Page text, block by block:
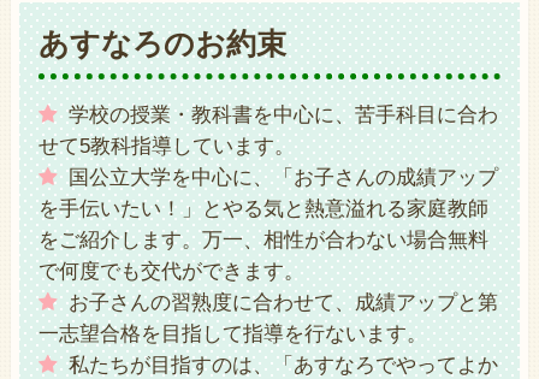
あすなろのお約束
学校の授業・教科書を中心に、苦手科目に合わ
せて5教科指導しています。
国公立大学を中心に、「お子さんの成績アップ
を手伝いたい！」とやる気と熱意溢れる家庭教師
をご紹介します。万一、相性が合わない場合無料
で何度でも交代ができます。
お子さんの習熟度に合わせて、成績アップと第
一志望合格を目指して指導を行ないます。
私たちが目指すのは、「あすなろでやってよか